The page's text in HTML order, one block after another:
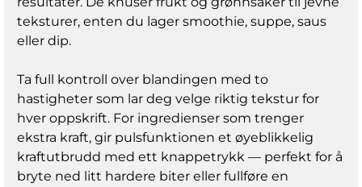
teksturer, enten du lager smoothie, suppe, saus
eller dip.
Ta full kontroll over blandingen med to
hastigheter som lar deg velge riktig tekstur for
hver oppskrift. For ingredienser som trenger
ekstra kraft, gir pulsfunktionen et øyeblikkelig
kraftutbrudd med ett knappetrykk — perfekt for å
bryte ned litt hardere biter eller fullføre en